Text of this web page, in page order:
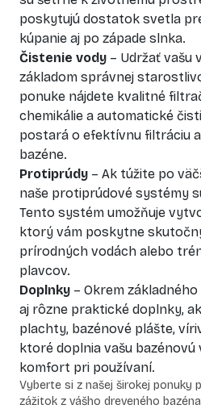
poskytujú dostatok svetla
kúpanie aj po západe slnka.
Čistenie vody – Udržať vašu
základom správnej
ponuke nájdete kvalitné
chemikálie a automatické
postará o efektívnu filtráciu
bazéne.
Protiprúdy – Ak túžite po
naše protiprúdové systémy
Tento systém umožňuje
ktorý vám poskytne
prírodných vodách alebo
plavcov.
Doplnky – Okrem
aj rôzne praktické doplnky,
plachty, bazénové plášte,
ktoré doplnia vašu bazénovú
komfort pri používaní.
Vyberte si z našej širokej ponuky
zážitok z vášho dreveného